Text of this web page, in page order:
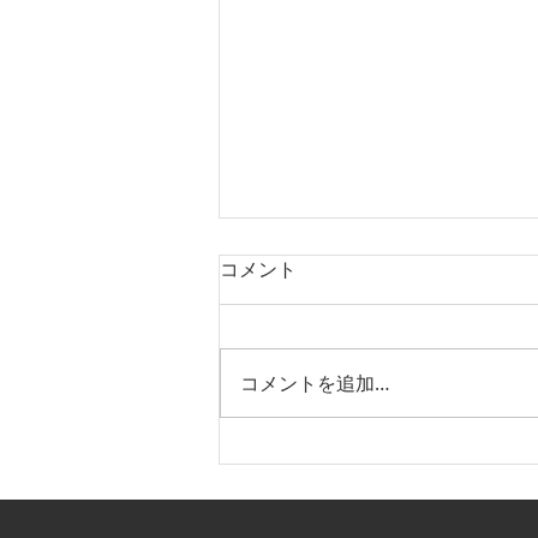
いよくぼ旬だより：vol.17｜
コメント
コメントを追加…